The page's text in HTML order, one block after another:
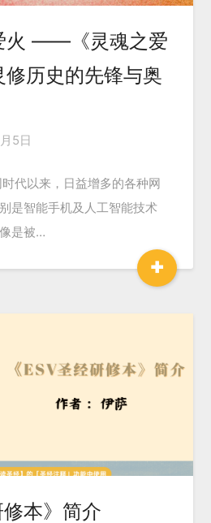
火 ——《灵魂之爱
修历史的先锋与奥
5日
代以来，日益增多的各种网
是智能手机及人工智能技术
是被…
+
修本》简介